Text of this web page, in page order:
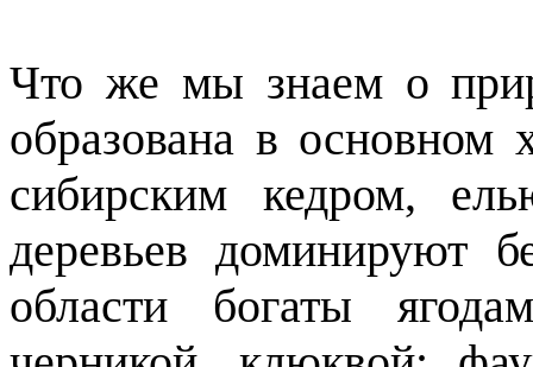
Что же мы знаем о
образована в
сибирским кедром,
деревьев доминируют
области богаты